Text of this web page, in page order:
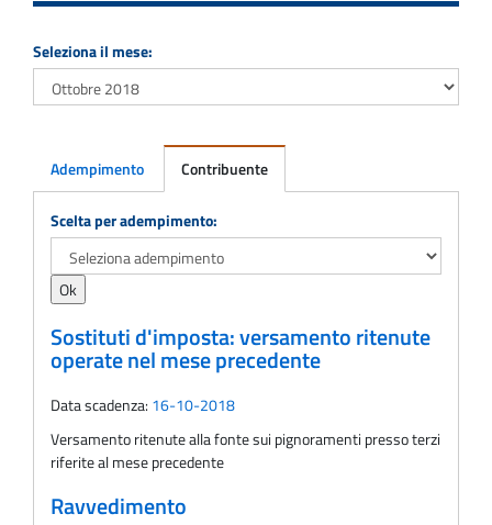
Seleziona il mese:
Adempimento Contribuente
Adempimento
Scelta per adempimento:
Sostituti d'imposta: versamento ritenute
operate nel mese precedente
Data scadenza: 16-10-2018
Versamento ritenute alla fonte sui pignoramenti presso terzi
riferite al mese precedente
Ravvedimento